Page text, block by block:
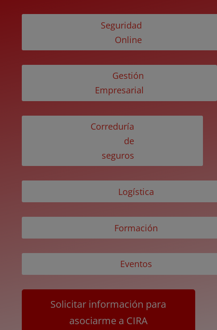
Seguridad
Online
Gestión
Empresarial
Correduría
de
seguros
Logística
Formación
Eventos
Solicitar información para
asociarme a CIRA